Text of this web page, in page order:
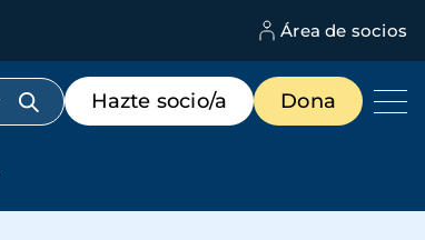
Área de socios
Menú
de
destacados
Hazte socio/a Dona